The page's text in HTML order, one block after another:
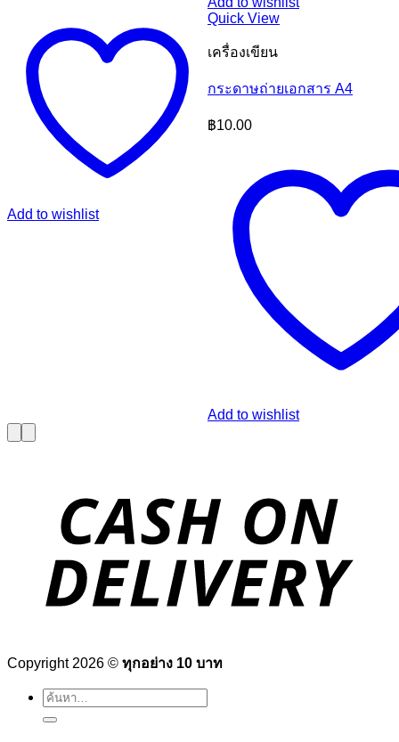
Add to wishlist
Quick View
เครื่องเขียน
กระดาษถ่ายเอกสาร A4
฿10.00
Add to wishlist
Copyright 2026 © ทุกอย่าง 10 บาท
ค้นหา: